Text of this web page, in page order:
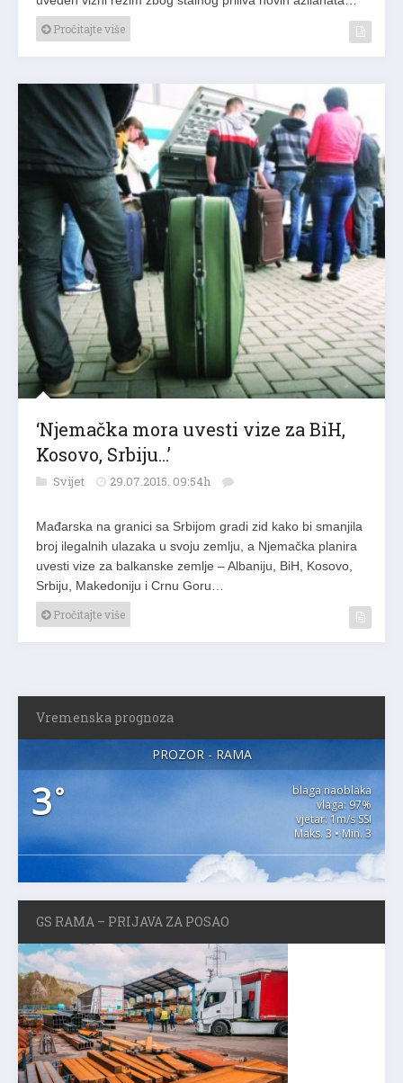
Pročitajte više
‘Njemačka mora uvesti vize za BiH,
Kosovo, Srbiju…’
Svijet 29.07.2015. 09:54h
Mađarska na granici sa Srbijom gradi zid kako bi smanjila
broj ilegalnih ulazaka u svoju zemlju, a Njemačka planira
uvesti vize za balkanske zemlje – Albaniju, BiH, Kosovo,
Srbiju, Makedoniju i Crnu Goru…
Pročitajte više
Vremenska prognoza
PROZOR - RAMA
3°
blaga naoblaka
vlaga: 97%
vjetar: 1m/s SSI
Maks. 3 • Min. 3
GS RAMA – PRIJAVA ZA POSAO